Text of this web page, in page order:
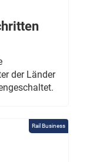
der Länder
Rail Business